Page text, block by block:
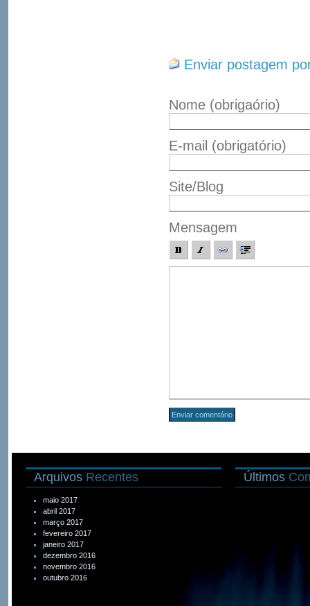
Enviar postagem
Nome (obrigaório)
E-mail (obrigatório)
Site/Blog
Mensagem
Arquivos Recentes
maio 2017
abril 2017
março 2017
fevereiro 2017
janeiro 2017
dezembro 2016
novembro 2016
outubro 2016
Últimos